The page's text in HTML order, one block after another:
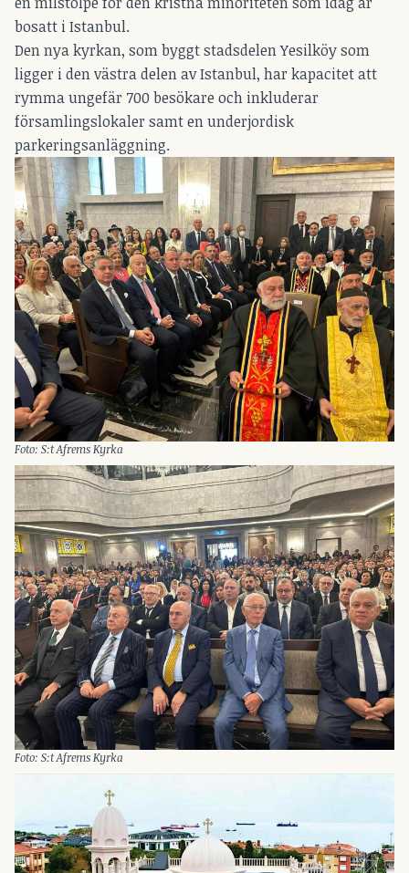
bosatt i Istanbul.
Den nya kyrkan, som byggt stadsdelen Yesilköy som
ligger i den västra delen av Istanbul, har kapacitet att
rymma ungefär 700 besökare och inkluderar
församlingslokaler samt en underjordisk
parkeringsanläggning.
Foto: S:t Afrems Kyrka
Foto: S:t Afrems Kyrka